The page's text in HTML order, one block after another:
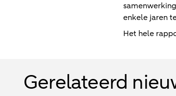
enkele jaren
Het hele
Gerelateerd